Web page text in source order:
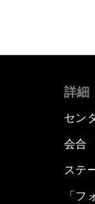
詳細
セン
会合
ステ
「フ